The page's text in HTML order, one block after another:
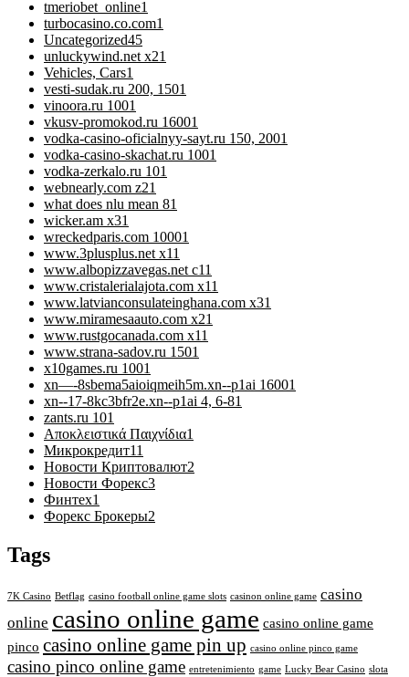
tmeriobet_online1
turbocasino.co.com1
Uncategorized45
unluckywind.net x21
Vehicles, Cars1
vesti-sudak.ru 200, 1501
vinoora.ru 1001
vkusv-promokod.ru 16001
vodka-casino-oficialnyy-sayt.ru 150, 2001
vodka-casino-skachat.ru 1001
vodka-zerkalo.ru 101
webnearly.com z21
what does nlu mean 81
wicker.am x31
wreckedparis.com 10001
www.3plusplus.net x11
www.albopizzavegas.net c11
www.cristalerialajota.com x11
www.latvianconsulateinghana.com x31
www.miramesaauto.com x21
www.rustgocanada.com x11
www.strana-sadov.ru 1501
x10games.ru 1001
xn—-8sbema5aioiqmeih5m.xn--p1ai 16001
xn--17-8kc3bfr2e.xn--p1ai 4, 6-81
zants.ru 101
Αποκλειστικά Παιχνίδια1
Микрокредит11
Новости Криптовалют2
Новости Форекс3
Финтех1
Форекс Брокеры2
Tags
7K Casino Betflag casino football online game slots casinon online game casino
online casino online game casino online game
pinco casino online game pin up casino online pinco game
casino pinco online game entretenimiento game Lucky Bear Casino slota